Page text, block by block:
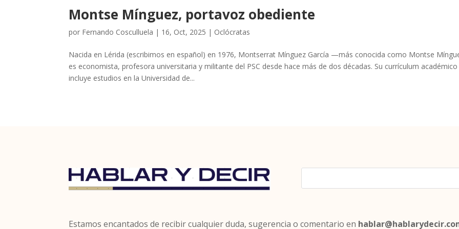
Montse Mínguez, portavoz obediente
por Fernando Cosculluela | 16, Oct, 2025 | Oclócratas
Nacida en Lérida (escribimos en español) en 1976, Montserrat Mínguez García —más conocida como Montse
es economista, profesora universitaria y militante del PSC desde hace más de dos décadas. Su currículum académico
incluye estudios en la Universidad de...
Estamos encantados de recibir cualquier duda, sugerencia o comentario en